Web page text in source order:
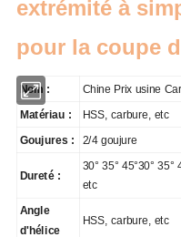
extrémité à
pour la coupe
Nom : Chine Prix usine
Matériau : HSS, carbure, etc
Goujures : 2/4 goujure
Dureté :
30° 35° 45°30°
etc
Angle
d'hélice
HSS, carbure, etc